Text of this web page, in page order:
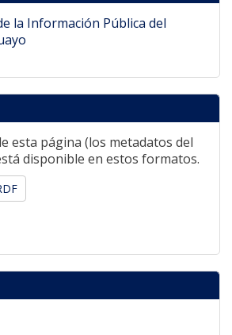
la Información Pública del
esta página (los metadatos del
disponible en estos formatos.